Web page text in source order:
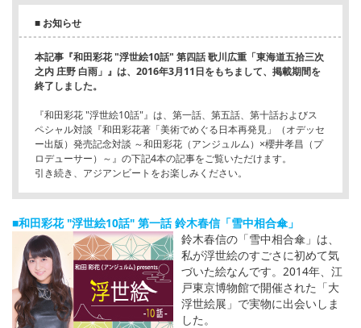
■ お知らせ
本記事『和田彩花 "浮世絵10話" 第四話 歌川広重「東海道五拾三次
之内 庄野 白雨」』は、2016年3月11日をもちまして、掲載期間を
終了しました。
『和田彩花 "浮世絵10話"』は、第一話、第五話、第十話およびス
ペシャル対談『和田彩花著「美術でめぐる日本再発見」（オデッセ
ー出版）発売記念対談 ～和田彩花（アンジュルム）×櫻井孝昌（プ
ロデューサー）～』の下記4本の記事をご覧いただけます。
引き続き、アジアンビートをお楽しみください。
■和田彩花 "浮世絵10話" 第一話 鈴木春信「雪中相合傘」
鈴木春信の「雪中相合傘」は、
私が浮世絵のすごさに初めて気
づいた絵なんです。2014年、江
戸東京博物館で開催された「大
浮世絵展」で実物に出会いしま
した。